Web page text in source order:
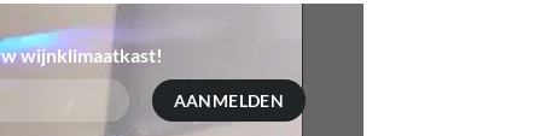
wijnklimaatkast!